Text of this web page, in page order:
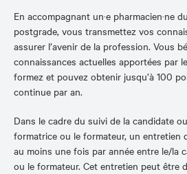
En accompagnant un·e pharmacien·ne
postgrade, vous transmettez vos
assurer l’avenir de la profession. Vous
connaissances actuelles apportées par
formez et pouvez obtenir jusqu’à 100
continue par an.
Dans le cadre du suivi de la candidate
formatrice ou le formateur, un entretien
au moins une fois par année entre le/la
ou le formateur. Cet entretien peut être